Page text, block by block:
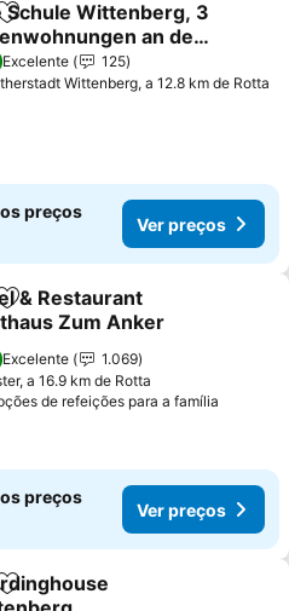
Adicionar aos favoritos
Schule Wittenberg, 3
an der
mit Garten
Excelente
125
Wittenberg, a 12.8 km de Rotta
preços
Ver preços
Adicionar aos favoritos
& Restaurant
Zum Anker
Excelente
1.069
a 16.9 km de Rotta
de refeições para a família
preços
Ver preços
Adicionar aos favoritos